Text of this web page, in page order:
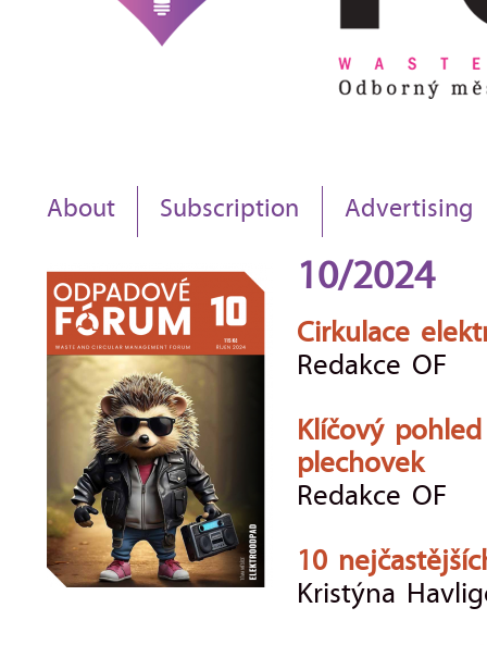
About Subscription Advertising
10/2024
Cirkulace
Redakce OF
Klíčový
plechovek
Redakce OF
10
Kristýna